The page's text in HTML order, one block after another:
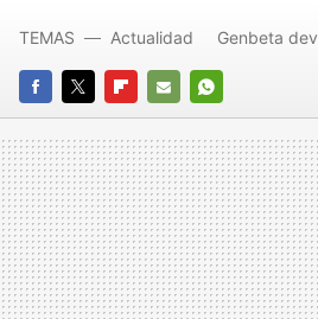
FACEBOOK
TWITTERFLIPBOARD
E-
MAIL
WHATSAPP
TEMAS Actualidad Genbeta dev